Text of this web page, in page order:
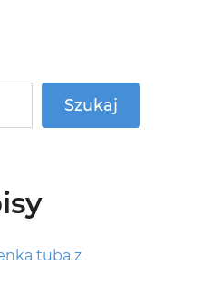
Szukaj
tuba z